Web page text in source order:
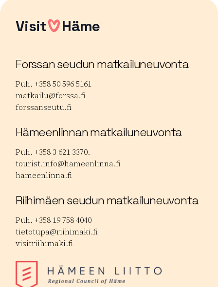
Visit Häme
Forssan seudun matkailuneuvonta
Puh. +358 50 596 5161
matkailu@forssa.fi
forssanseutu.fi
Hämeenlinnan matkailuneuvonta
Puh. +358 3 621 3370.
tourist.info@hameenlinna.fi
hameenlinna.fi
Riihimäen seudun matkailuneuvonta
Puh. +358 19 758 4040
tietotupa@riihimaki.fi
visitriihimaki.fi